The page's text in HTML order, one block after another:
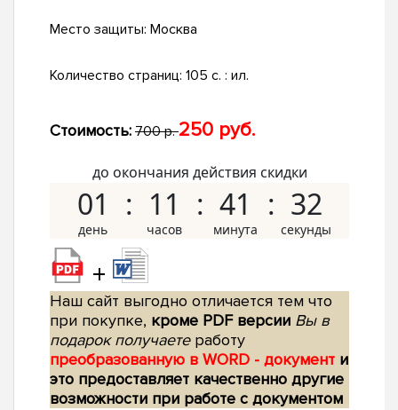
Место защиты: Москва
Количество страниц: 105 с. : ил.
Стоимость: 700 р.250 руб.
до окончания действия скидки
01 11 41 31
+
Наш сайт выгодно отличается тем что
при покупке, кроме PDF версии Вы в
подарок получаетеработу
преобразованную в WORD - документ и
это предоставляет качественно другие
возможности при работе с документом